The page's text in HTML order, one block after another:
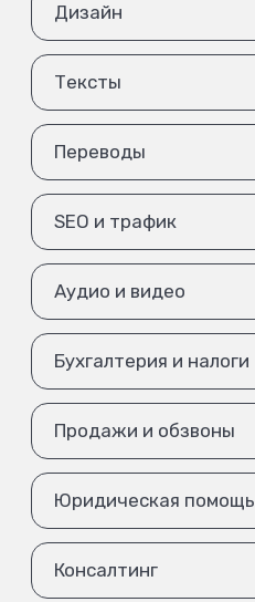
Дизайн
Тексты
Переводы
SEO и трафик
Аудио и видео
Бухгалтерия и налоги
Продажи и обзвоны
Юридическая помощь
Консалтинг